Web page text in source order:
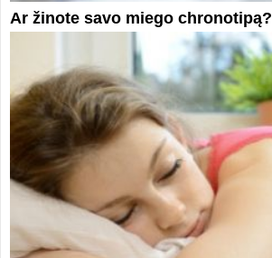
Ar žinote savo miego chronotipą?